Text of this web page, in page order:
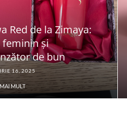
Red de la Zimaya:
feminin și
de bun
16, 2025
MULT